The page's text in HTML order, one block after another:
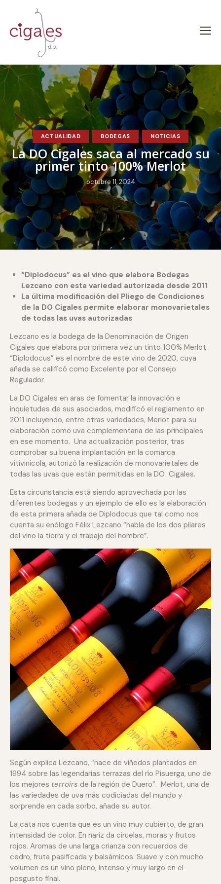
ACTUALIDAD BODEGAS NOTICIAS
La DO Cigales saca al mercado su
primer tinto 100% Merlot
octubre 11, 2024
“Diplodocus” es el vino que elabora Bodegas
Lezcano con esta variedad autorizada desde 2011
La última modificación del Pliego de Condiciones
de la DO Cigales permite elaborar monovarietales
de todas las uvas autorizadas
Lezcano es la bodega de la Denominación de Origen
Cigales que elabora por primera vez un tinto 100% Merlot.
“Diplodocus” es el nombre de este vino de 2020, cuya
añada se calificó como Excelente por el Consejo
Regulador.
La DO Cigales en aras de fomentar la innovación e
inquietudes de sus asociados, modificó el reglamento en
2011 incluyendo, entre otras variedades, Merlot para su
elaboración como uva complementaria de las principales
en ese momento. Una actualización posterior, tras
comprobar su buena implantación en la comarca
vitivinícola, autorizó la realización de monovarietales de
todas las uvas que están permitidas en la DO Cigales.
Esta circunstancia está siendo aprovechada por las
diferentes bodegas y un ejemplo de ello es la elaboración
de esta primera añada de Diplodocus que tal como nos
cuenta su enólogo Félix Lezcano “habla de los dos pilares
del vino la tierra y el trabajo del hombre”.
Según explica Lezcano, “nace de viñedos plantados en
1994 sobre las legendarias terrazas del río Pisuerga, uno de
los mejores terroirs de la región de Duero”. Merlot, una de
las variedades de uva más codiciadas del mundo y
sorprende en cada sorbo, añade su autor.
La cata nos cuenta que es un vino muy cubierto, de gran
intensidad de color. En nariz da ciruelas, moras y frutos
rojos. Aromas de una larga crianza con recuerdos de
cedro, fruta pasificada y balsámicos. Suave y con mucho
volumen es un vino pleno, intenso y muy largo en el
posgusto final.